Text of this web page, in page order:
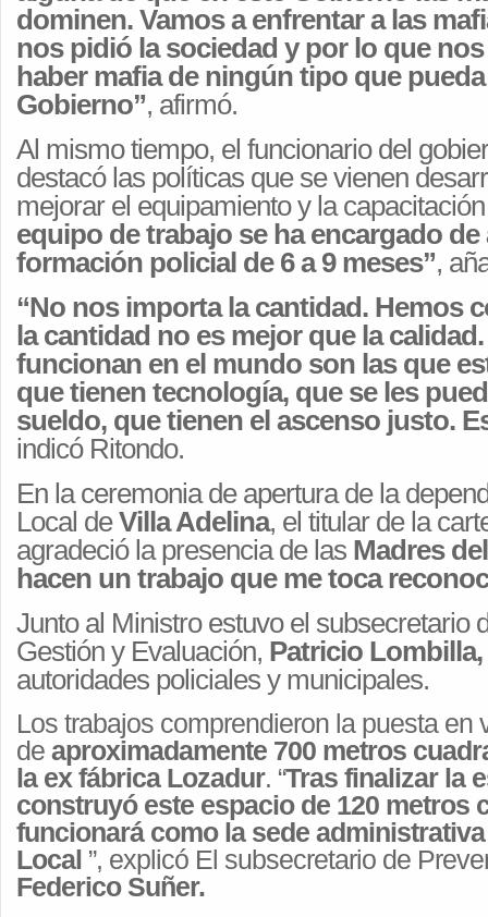
dominen. Vamos a enfrentar a las
nos pidió la sociedad y por lo que
haber mafia de ningún tipo que
Gobierno”, afirmó.
Al mismo tiempo, el funcionario del
destacó las políticas que se vienen
mejorar el equipamiento y la
equipo de trabajo se ha encargado de
formación policial de 6 a 9 meses”,
“No nos importa la cantidad. Hemos
la cantidad no es mejor que la
funcionan en el mundo son las que
que tienen tecnología, que se les
sueldo, que tienen el ascenso justo.
indicó Ritondo.
En la ceremonia de apertura de la
Local deVilla Adelina, el titular de la
agradeció la presencia de las Madres
hacen un trabajo que me toca
Junto al Ministro estuvo el subsecretario
Gestión y Evaluación, Patricio Lombilla,
autoridades policiales y municipales.
Los trabajos comprendieron la puesta en
de aproximadamente 700 metros
la ex fábrica Lozadur. “Tras finalizar la
construyó este espacio de 120 metros
funcionará como la sede
Local ”, explicó El subsecretario de
Federico Suñer.